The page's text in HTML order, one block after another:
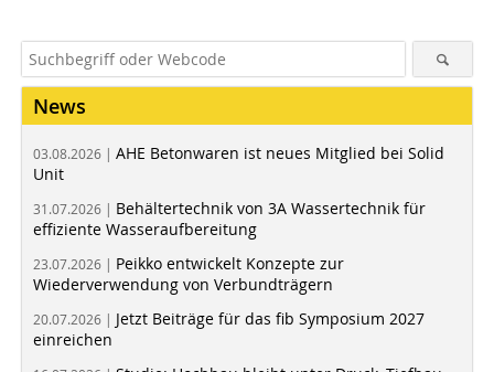
News
03.08.2026 | AHE Betonwaren ist neues Mitglied bei Solid
Unit
31.07.2026 | Behältertechnik von 3A Wassertechnik für
effiziente Wasseraufbereitung
23.07.2026 | Peikko entwickelt Konzepte zur
Wiederverwendung von Verbundträgern
20.07.2026 | Jetzt Beiträge für das fib Symposium 2027
einreichen